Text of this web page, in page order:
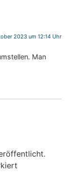
2023 um 12:14 Uhr
Man